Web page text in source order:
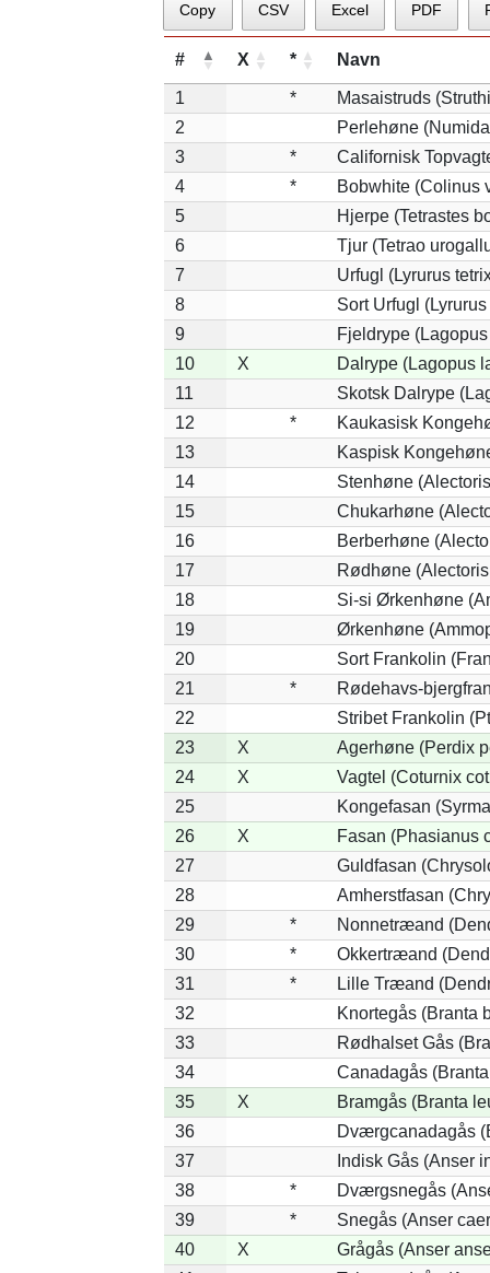
Copy CSV Excel PDF
# X * Navn
1 *
Masaistruds
2
Perlehøne
3
*
Californisk
4
*
Bobwhite (Colinus
5
Hjerpe (Tetrastes
6
Tjur (Tetrao
7
Urfugl (Lyrurus
8
Sort Urfugl
9
Fjeldrype
10
X
Dalrype (Lagopus
11
Skotsk Dalrype
12
*
Kaukasisk
13
Kaspisk
14
Stenhøne
15
Chukarhøne
16
Berberhøne
17
Rødhøne
18
Si-si Ørkenhøne
19
Ørkenhøne
20
Sort Frankolin
21
*
Rødehavs-
22
Stribet Frankolin
23
X
Agerhøne (Perdix
24
X
Vagtel (Coturnix
25
Kongefasan
26
X
Fasan (Phasianus
27
Guldfasan
28
Amherstfasan
29
*
Nonnetræand
30
*
Okkertræand
31
*
Lille Træand
32
Knortegås (Branta
33
Rødhalset Gås
34
Canadagås
35
X
Bramgås (Branta
36
Dværgcanadagås
37
Indisk Gås (Anser
38
*
Dværgsnegås
39
*
Snegås (Anser
40
X
Grågås (Anser